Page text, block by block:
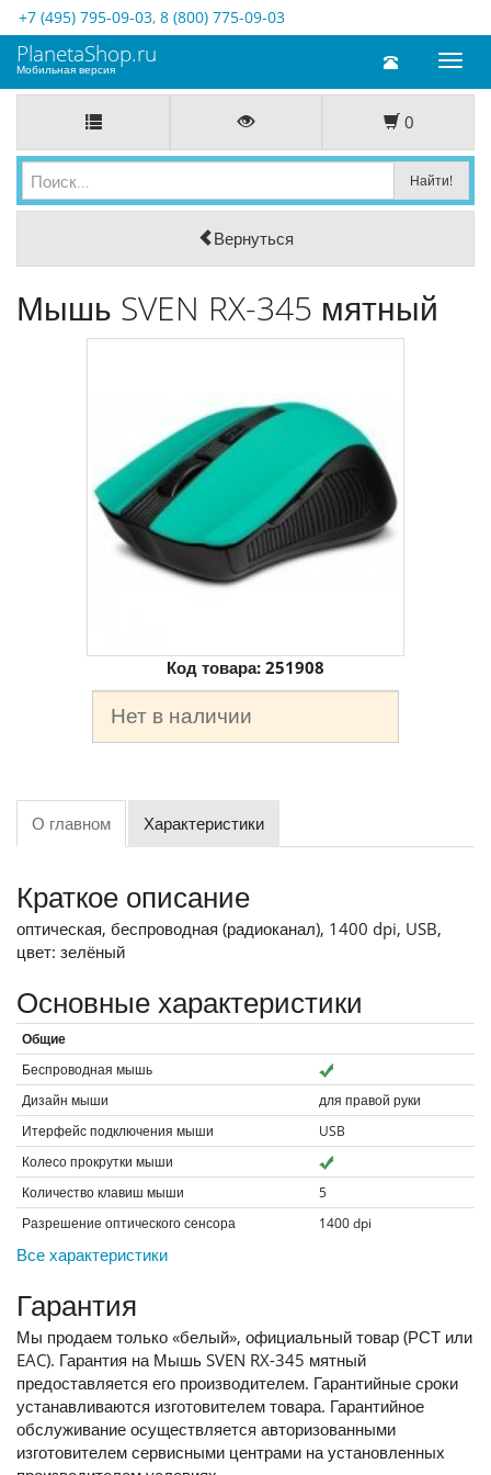
+7 (495) 795-09-03, 8 (800) 775-09-03
Toggle
PlanetaShop.ru
Мобильная версия
0
Вернуться
Мышь SVEN RX-345 мятный
Код товара: 251908
Нет в наличии
О главном Характеристики
Краткое описание
оптическая, беспроводная (радиоканал), 1400 dpi, USB,
цвет: зелёный
Основные характеристики
Общие
Беспроводная мышь
Дизайн мыши
для правой руки
Итерфейс подключения мыши
USB
Колесо прокрутки мыши
Количество клавиш мыши
5
Разрешение оптического сенсора
1400dpi
Все характеристики
Гарантия
Мы продаем только «белый», официальный товар (РСТ или
EAC). Гарантия на Мышь SVEN RX-345 мятный
предоставляется его производителем. Гарантийные сроки
устанавливаются изготовителем товара. Гарантийное
обслуживание осуществляется авторизованными
изготовителем сервисными центрами на установленных